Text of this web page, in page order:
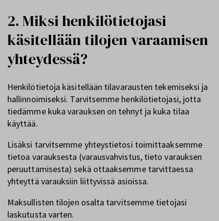
2. Miksi henkilötietojasi
käsitellään tilojen varaamisen
yhteydessä?
Henkilötietoja käsitellään tilavarausten tekemiseksi ja
hallinnoimiseksi. Tarvitsemme henkilötietojasi, jotta
tiedämme kuka varauksen on tehnyt ja kuka tilaa
käyttää.
Lisäksi tarvitsemme yhteystietosi toimittaaksemme
tietoa varauksesta (varausvahvistus, tieto varauksen
peruuttamisesta) sekä ottaaksemme tarvittaessa
yhteyttä varauksiin liittyvissä asioissa.
Maksullisten tilojen osalta tarvitsemme tietojasi
laskutusta varten.